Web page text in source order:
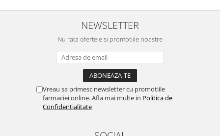
NEWSLETTER
Nu rata ofertele si promotiile noastre
Vreau sa primesc newsletter cu promotiile
farmaciei online. Afla mai multe in Politica de
Confidentialitate